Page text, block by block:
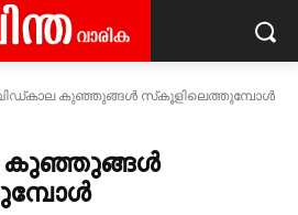
കുഞ്ഞുങ്ങൾ സ്‌കൂളിലെത്തുമ്പോൾ
കുഞ്ഞുങ്ങൾ